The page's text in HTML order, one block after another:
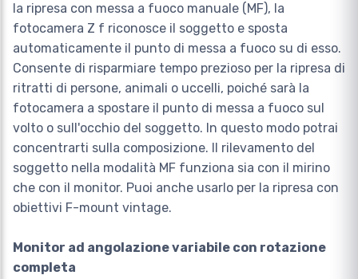
la ripresa con messa a fuoco manuale (MF), la
fotocamera Z f riconosce il soggetto e sposta
automaticamente il punto di messa a fuoco su di esso.
Consente di risparmiare tempo prezioso per la ripresa di
ritratti di persone, animali o uccelli, poiché sarà la
fotocamera a spostare il punto di messa a fuoco sul
volto o sull'occhio del soggetto. In questo modo potrai
concentrarti sulla composizione. Il rilevamento del
soggetto nella modalità MF funziona sia con il mirino
che con il monitor. Puoi anche usarlo per la ripresa con
obiettivi F-mount vintage.
Monitor ad angolazione variabile con rotazione
completa